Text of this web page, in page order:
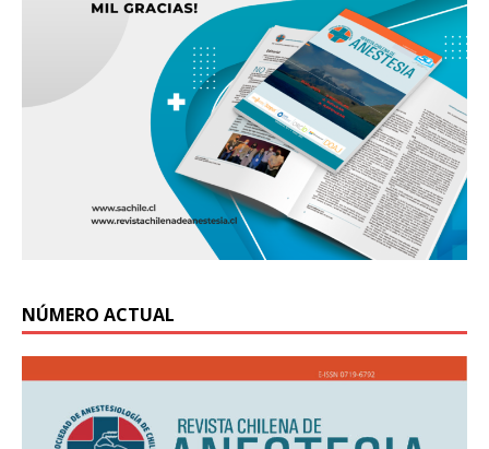
NÚMERO ACTUAL